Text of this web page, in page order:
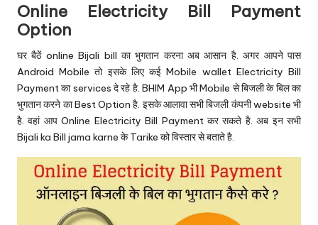
Online Electricity Bill Payment
Option
घर बैठें online Bijali bill का भुगतान करना अब आसान है. अगर आपने पास
Android Mobile तो इसके लिए कई Mobile wallet Electricity Bill
Payment का services दे रहे है. BHIM App भी Mobile से बिजली के बिल का
भुगतान करने का Best Option है. इसके आलावा सभी बिजली कंपनी website भी
है. वहां आप Online Electricity Bill Payment कर सकते है. अब इन सभी
Bijali ka Bill jama karne के Tarike को विस्तार से बताते है.